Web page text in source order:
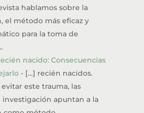
hablamos sobre la
el método más eficaz y
para la toma de
nacido: Consecuencias
- […] recién nacidos.
este trauma, las
investigación apuntan a la